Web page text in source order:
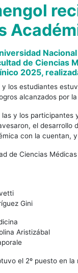
de Ciencias
2025,
los estudiantes
alcanzados por
y los
el desarrollo
con la cuentan,
de Ciencias
Gini
Aristizábal
el 2º puesto en